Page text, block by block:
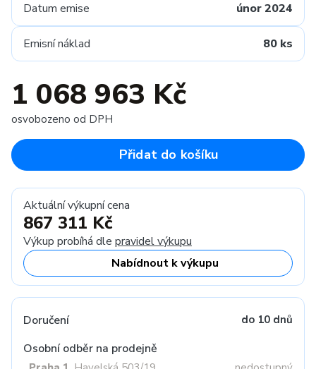
Datum emise únor 2024
Emisní náklad 80 ks
1 068 963 Kč
osvobozeno od DPH
Přidat do košíku
Aktuální výkupní cena
867 311 Kč
Výkup probíhá dle pravidel výkupu
Nabídnout k výkupu
Doručení do 10 dnů
Osobní odběr na prodejně